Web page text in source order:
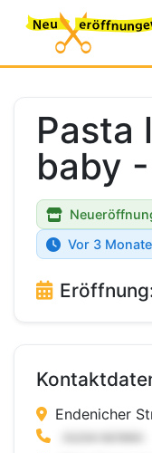
Pasta
baby
Vor 3
Endenicher